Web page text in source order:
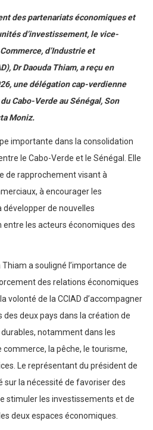
des partenariats économiques et
d’investissement, le vice-
d’Industrie et
Dr Daouda Thiam, a reçu en
une délégation cap-verdienne
Cabo-Verde au Sénégal, Son
Moniz.
importante dans la consolidation
le Cabo-Verde et le Sénégal. Elle
de rapprochement visant à
à encourager les
de nouvelles
les acteurs économiques des
a souligné l’importance de
des relations économiques
volonté de la CCIAD d’accompagner
deux pays dans la création de
notamment dans les
la pêche, le tourisme,
Le représentant du président de
sur la nécessité de favoriser des
stimuler les investissements et de
deux espaces économiques.